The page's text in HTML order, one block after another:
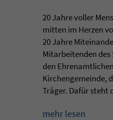
20 Jahre voller
mitten im Herzen
20 Jahre
Mitarbeitenden
den
Kirchengemeinde,
Träger. Dafür steht
mehr lesen